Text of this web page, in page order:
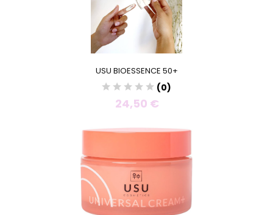
USU BIOESSENCE 50+
(0)
24,50 €